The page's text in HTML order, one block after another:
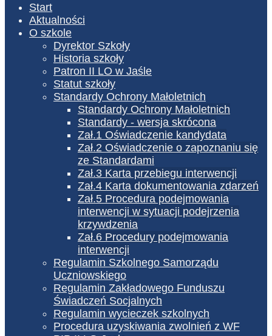
Start
Aktualności
O szkole
Dyrektor Szkoły
Historia szkoły
Patron II LO w Jaśle
Statut szkoły
Standardy Ochrony Małoletnich
Standardy Ochrony Małoletnich
Standardy - wersja skrócona
Zał.1 Oświadczenie kandydata
Zał.2 Oświadczenie o zapoznaniu się
ze Standardami
Zał.3 Karta przebiegu interwencji
Zał.4 Karta dokumentowania zdarzeń
Zał.5 Procedura podejmowania
interwencji w sytuacji podejrzenia
krzywdzenia
Zał.6 Procedury podejmowania
interwencji
Regulamin Szkolnego Samorządu
Uczniowskiego
Regulamin Zakładowego Funduszu
Świadczeń Socjalnych
Regulamin wycieczek szkolnych
Procedura uzyskiwania zwolnień z WF